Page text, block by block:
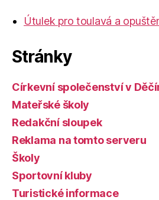
Útulek pro toulavá a
Stránky
Církevní společenství v
Mateřské školy
Redakční sloupek
Reklama na tomto serveru
Školy
Sportovní kluby
Turistické informace